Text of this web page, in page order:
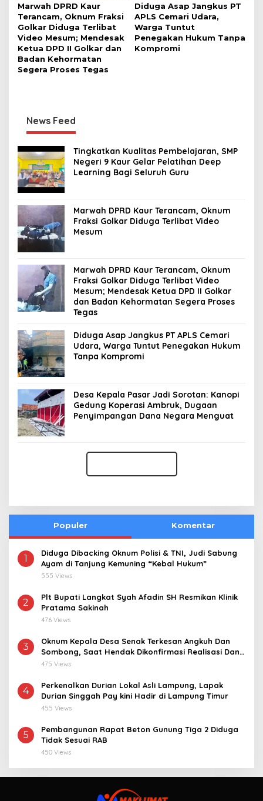
Marwah DPRD Kaur
Terancam, Oknum Fraksi
Golkar Diduga Terlibat
Video Mesum; Mendesak
Ketua DPD II Golkar dan
Badan Kehormatan
Segera Proses Tegas
Diduga Asap Jangkus PT
APLS Cemari Udara,
Warga Tuntut
Penegakan Hukum Tanpa
Kompromi
News Feed
Tingkatkan Kualitas Pembelajaran, SMP
Negeri 9 Kaur Gelar Pelatihan Deep
Learning Bagi Seluruh Guru
Marwah DPRD Kaur Terancam, Oknum
Fraksi Golkar Diduga Terlibat Video
Mesum
Marwah DPRD Kaur Terancam, Oknum
Fraksi Golkar Diduga Terlibat Video
Mesum; Mendesak Ketua DPD II Golkar
dan Badan Kehormatan Segera Proses
Tegas
Diduga Asap Jangkus PT APLS Cemari
Udara, Warga Tuntut Penegakan Hukum
Tanpa Kompromi
Desa Kepala Pasar Jadi Sorotan: Kanopi
Gedung Koperasi Ambruk, Dugaan
Penyimpangan Dana Negara Menguat
Populer Komentar
1
Diduga Dibacking Oknum Polisi & TNI, Judi Sabung
Ayam di Tanjung Kemuning “Kebal Hukum”
555 Views
2
Plt Bupati Langkat Syah Afadin SH Resmikan Klinik
Pratama Sakinah
476 Views
3
Oknum Kepala Desa Senak Terkesan Angkuh Dan
Sombong, Saat Hendak Dikonfirmasi Realisasi Dana
Desa 2021-2024
475 Views
4
Perkenalkan Durian Lokal Asli Lampung, Lapak
Durian Singgah Pay kini Hadir di Lampung Timur
455 Views
5
Pembangunan Rapat Beton Gunung Tiga 2 Diduga
Tidak Sesuai RAB
450 Views